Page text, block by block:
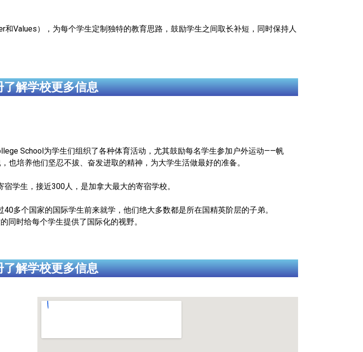
和Values），为每个学生定制独特的教育思路，鼓励学生之间取长补短，同时保持人
了解学校更多信息
School为学生们组织了各种体育活动，尤其鼓励每名学生参加户外运动——帆
培养他们坚忍不拔、奋发进取的精神，为大学生活做最好的准备。
学生，接近300人，是加拿大最大的寄宿学校。
多个国家的国际学生前来就学，他们绝大多数都是所在国精英阶层的子弟。
同时给每个学生提供了国际化的视野。
了解学校更多信息